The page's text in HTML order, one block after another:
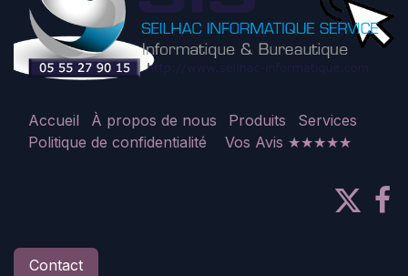
Accueil À propos de nous Produits
Services
Politique de confidentialité
Vos Avis ★★★★★
Contact